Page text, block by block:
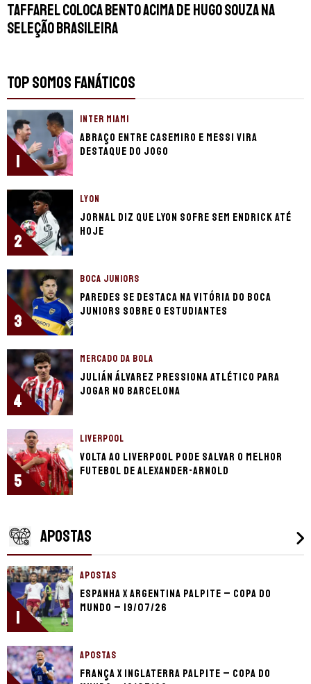
Taffarel coloca Bento acima de Hugo Souza na
Seleção Brasileira
TOP SOMOS FANÁTICOS
1
INTER MIAMI
Abraço entre Casemiro e Messi vira
destaque do jogo
2
LYON
Jornal diz que Lyon sofre sem Endrick até
hoje
3
BOCA JUNIORS
Paredes se destaca na vitória do Boca
Juniors sobre o Estudiantes
4
MERCADO DA BOLA
Julián Álvarez pressiona Atlético para
jogar no Barcelona
5
LIVERPOOL
Volta ao Liverpool pode salvar o melhor
futebol de Alexander-Arnold
APOSTAS
1
APOSTAS
Espanha x Argentina palpite – Copa do
Mundo – 19/07/26
APOSTAS
França x Inglaterra palpite – Copa do